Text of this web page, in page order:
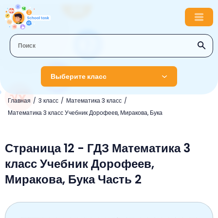
Выберите класс
Главная 3 класс
Математика 3 класс
Математика 3 класс Учебник Дорофеев, Миракова, Бука
1 класс
Русский язык
Литературное чтение
Окружающий мир
Математика
Математика
Английский язык
Информатика
Литературное чтение
3 класс
Музыка
Окружающий мир
4 класс
Английский язык
Страница 12 - ГДЗ Математика 3
класс Учебник Дорофеев,
Миракова, Бука Часть 2